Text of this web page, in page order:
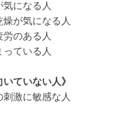
気になる人
燥が気になる人
労のある人
っている人
いていない人》
刺激に敏感な人